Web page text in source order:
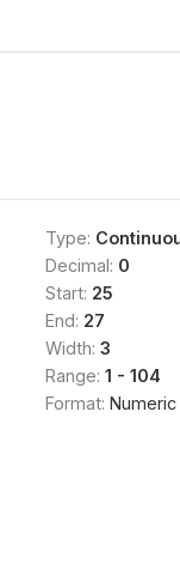
Type:
Decimal: 0
Start: 25
End: 27
Width: 3
Range: 1 - 104
Format: Numeric